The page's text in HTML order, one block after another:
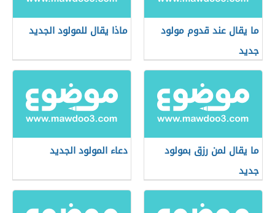
ما يقال عند قدوم مولود
جديد
ماذا يقال للمولود الجديد
ما يقال لمن رزق بمولود
جديد
دعاء المولود الجديد